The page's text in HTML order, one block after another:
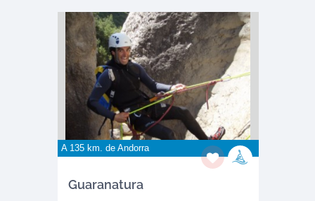
A 135 km. de Andorra
Guaranatura